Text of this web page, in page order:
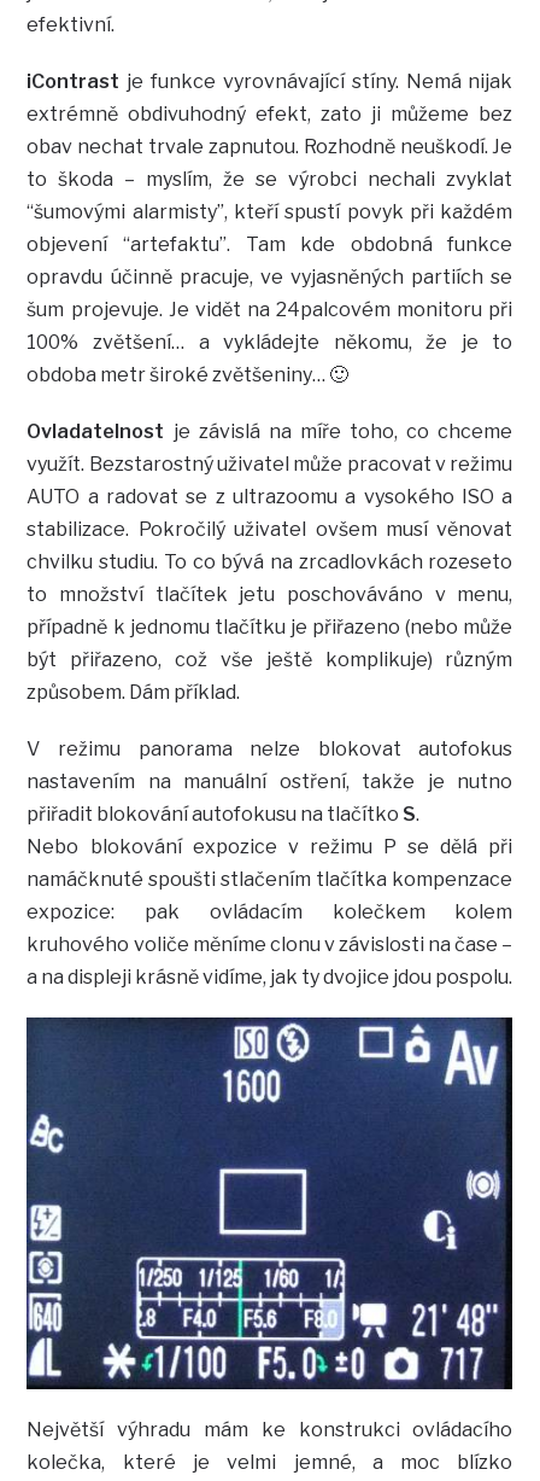
efektivní.
iContrast je funkce vyrovnávající stíny. Nemá nijak
extrémně obdivuhodný efekt, zato ji můžeme bez
obav nechat trvale zapnutou. Rozhodně neuškodí. Je
to škoda – myslím, že se výrobci nechali zvyklat
“šumovými alarmisty”, kteří spustí povyk při každém
objevení “artefaktu”. Tam kde obdobná funkce
opravdu účinně pracuje, ve vyjasněných partiích se
šum projevuje. Je vidět na 24palcovém monitoru při
100% zvětšení… a vykládejte někomu, že je to
obdoba metr široké zvětšeniny… 🙂
Ovladatelnost je závislá na míře toho, co chceme
využít. Bezstarostný uživatel může pracovat v režimu
AUTO a radovat se z ultrazoomu a vysokého ISO a
stabilizace. Pokročilý uživatel ovšem musí věnovat
chvilku studiu. To co bývá na zrcadlovkách rozeseto
to množství tlačítek jetu poschováváno v menu,
případně k jednomu tlačítku je přiřazeno (nebo může
být přiřazeno, což vše ještě komplikuje) různým
způsobem. Dám příklad.
V režimu panorama nelze blokovat autofokus
nastavením na manuální ostření, takže je nutno
přiřadit blokování autofokusu na tlačítko S.
Nebo blokování expozice v režimu P se dělá při
namáčknuté spoušti stlačením tlačítka kompenzace
expozice: pak ovládacím kolečkem kolem
kruhového voliče měníme clonu v závislosti na čase –
a na displeji krásně vidíme, jak ty dvojice jdou pospolu.
Největší výhradu mám ke konstrukci ovládacího
kolečka, které je velmi jemné, a moc blízko